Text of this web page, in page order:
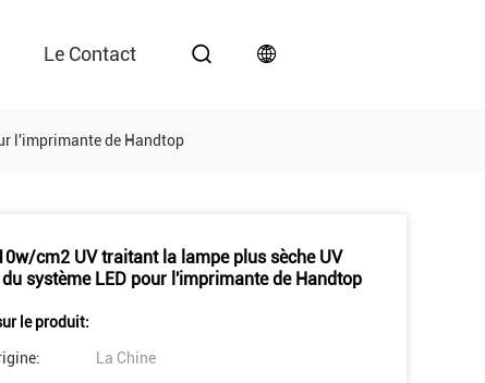
Le Contact
l'imprimante de Handtop
cm2 UV traitant la lampe plus sèche UV
système LED pour l'imprimante de Handtop
le produit:
La Chine